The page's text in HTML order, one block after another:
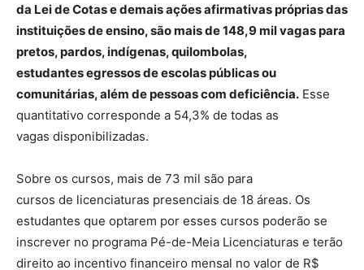
da Lei de Cotas e demais ações afirmativas próprias das
instituições de ensino, são mais de 148,9 mil vagas para
pretos, pardos, indígenas, quilombolas,
estudantes egressos de escolas públicas ou
comunitárias, além de pessoas com deficiência. Esse
quantitativo corresponde a 54,3% de todas as
vagas disponibilizadas.
Sobre os cursos, mais de 73 mil são para
cursos de licenciaturas presenciais de 18 áreas. Os
estudantes que optarem por esses cursos poderão se
inscrever no programa Pé-de-Meia Licenciaturas e terão
direito ao incentivo financeiro mensal no valor de R$